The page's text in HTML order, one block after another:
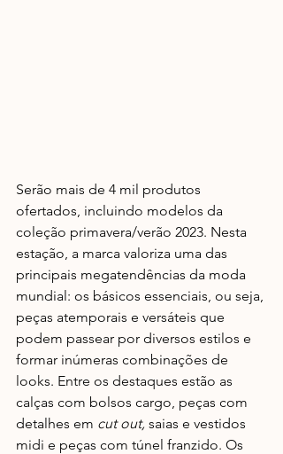
Serão mais de 4 mil produtos
ofertados, incluindo modelos da
coleção primavera/verão 2023. Nesta
estação, a marca valoriza uma das
principais megatendências da moda
mundial: os básicos essenciais, ou seja,
peças atemporais e versáteis que
podem passear por diversos estilos e
formar inúmeras combinações de
looks. Entre os destaques estão as
calças com bolsos cargo, peças com
detalhes em cut out, saias e vestidos
midi e peças com túnel franzido. Os